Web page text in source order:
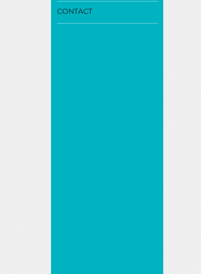
CONTACT